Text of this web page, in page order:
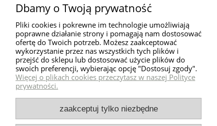
Pomoc
Moje konto
Dbamy o Twoją prywatność
Pliki cookies i pokrewne im technologie umożliwiają
poprawne działanie strony i pomagają nam dostosować
ofertę do Twoich potrzeb. Możesz zaakceptować
wykorzystanie przez nas wszystkich tych plików i
przejść do sklepu lub dostosować użycie plików do
swoich preferencji, wybierając opcję "Dostosuj zgody".
Więcej o plikach cookies przeczytasz w naszej Polityce
prywatności.
zaakceptuj tylko niezbędne